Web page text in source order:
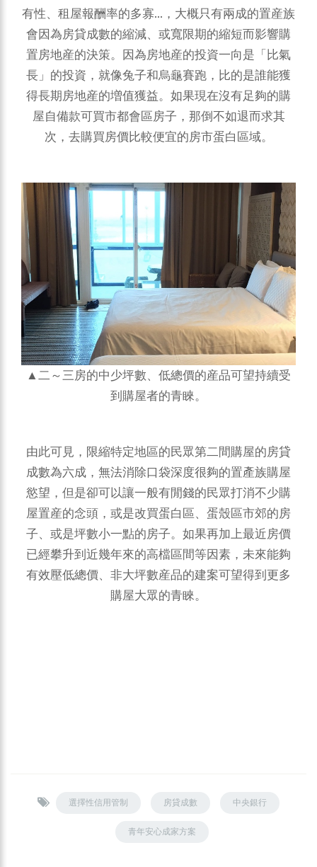
有性、租屋報酬率的多寡...，大概只有兩成的置産族
會因為房貸成數的縮減、或寬限期的縮短而影響購
置房地産的決策。因為房地産的投資一向是「比氣
長」的投資，就像兔子和烏龜賽跑，比的是誰能獲
得長期房地産的増值獲益。如果現在沒有足夠的購
屋自備款可買市都會區房子，那倒不如退而求其
次，去購買房價比較便宜的房市蛋白區域。
▲二～三房的中少坪數、低總價的産品可望持續受
到購屋者的青睞。
由此可見，限縮特定地區的民眾第二間購屋的房貸
成數為六成，無法消除口袋深度很夠的置產族購屋
慾望，但是卻可以讓一般有閒錢的民眾打消不少購
屋置産的念頭，或是改買蛋白區、蛋殼區市郊的房
子、或是坪數小一點的房子。如果再加上最近房價
已經攀升到近幾年來的高檔區間等因素，未來能夠
有效壓低總價、非大坪數産品的建案可望得到更多
購屋大眾的青睞。
選擇性信用管制 房貸成數 中央銀行
青年安心成家方案